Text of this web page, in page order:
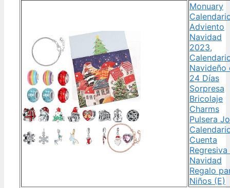
Monuary
Adviento
Navidad
2023,
Navideño
24 Días
Sorpresa
Bricolaje
Charms
Pulsera
Cuenta
Regresiva
Navidad
Regalo
Niños (E)